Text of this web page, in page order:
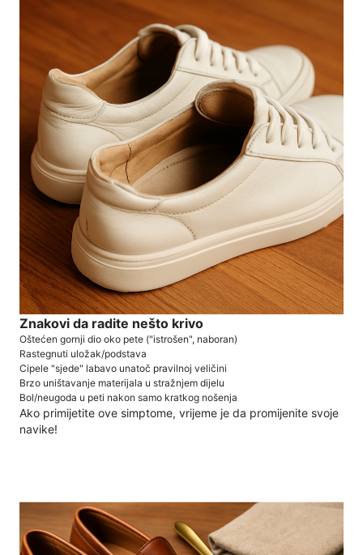
Znakovi da radite nešto krivo
Oštećen gornji dio oko pete ("istrošen", naboran)
Rastegnuti uložak/podstava
Cipele "sjede" labavo unatoč pravilnoj veličini
Brzo uništavanje materijala u stražnjem dijelu
Bol/neugoda u peti nakon samo kratkog nošenja
Ako primijetite ove simptome, vrijeme je da promijenite svoje
navike!